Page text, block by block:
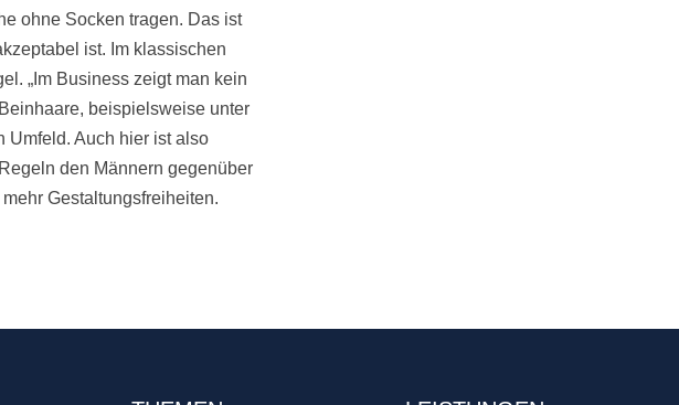
ohne Socken tragen. Das ist
ist. Im klassischen
„Im Business zeigt man kein
beispielsweise unter
Umfeld. Auch hier ist also
den Männern gegenüber
Gestaltungsfreiheiten.